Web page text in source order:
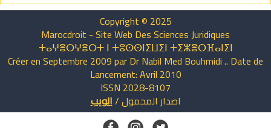
Copyright © 2025
Marocdroit - Site Web Des Sciences Juridiques
ⵜⴰⵖⴻⵔⵖⴻⵔⵜ ⵏ ⵜⵓⵙⵙⵏⵉⵡⵉⵏ ⵜⵉⵣⴻⵔⴼⴰⵏⵉⵏ
Créer en Septembre 2009 par Dr Nabil Med Bouhmidi .. Date de
Lancement: Avril 2010
ISSN 2028-8107
اصدار المحمول/الويب